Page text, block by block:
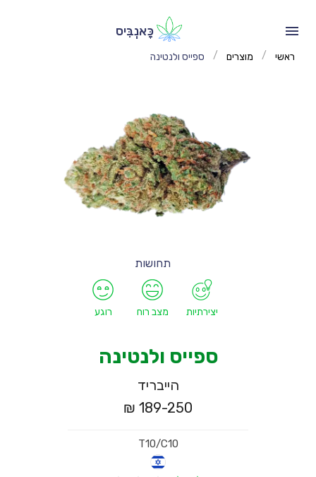
כָּאנְבִּיס
ראשי מוצרים ספייס ולנטינה
תחושות
יצירתיות מצב רוח רוגע
ספייס ולנטינה
הייבריד
189-250 ₪
T10/C10